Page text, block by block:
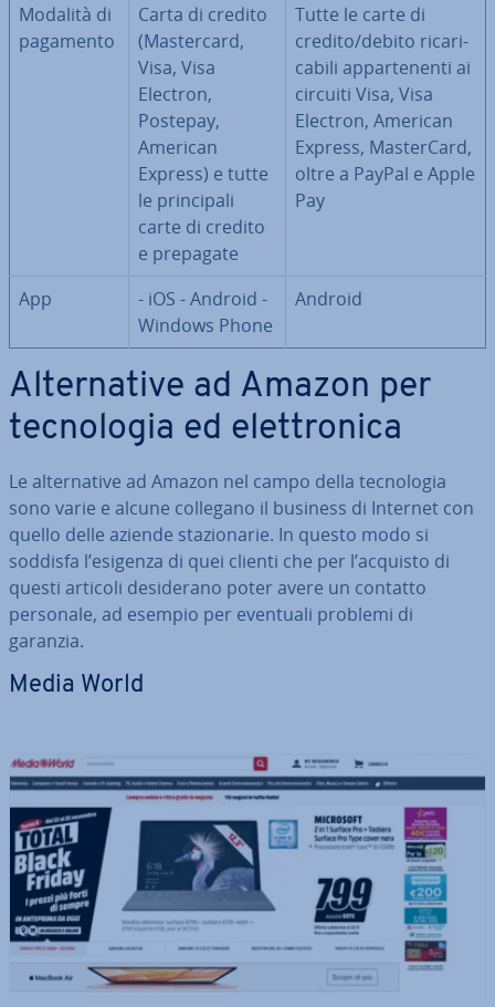
Modalità di
pagamento
Carta di credito
(Ma­ster­card,
Visa, Visa
Electron,
Postepay,
American
Express) e tutte
le prin­ci­pa­li
carte di credito
e prepagate
Tutte le carte di
credito/debito ri­ca­ri­
ca­bi­li ap­par­te­nen­ti ai
circuiti Visa, Visa
Electron, American
Express, Ma­ster­Card,
oltre a PayPal e Apple
Pay
App
- iOS - Android -
Windows Phone
Android
Al­ter­na­ti­ve ad Amazon per
tec­no­lo­gia ed elet­tro­ni­ca
Le al­ter­na­ti­ve ad Amazon nel campo della tec­no­lo­gia
sono varie e alcune collegano il business di Internet con
quello delle aziende sta­zio­na­rie. In questo modo si
soddisfa l’esigenza di quei clienti che per l’acquisto di
questi articoli de­si­de­ra­no poter avere un contatto
personale, ad esempio per eventuali problemi di
garanzia.
Media World